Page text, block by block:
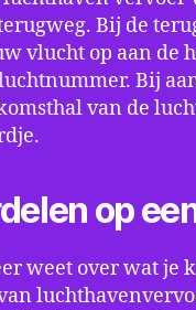
Bij de
vlucht op aan de
Bij
van de
op
weet over wat je